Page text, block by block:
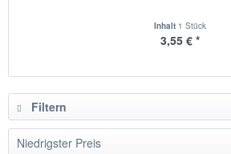
Inhalt 1 Stück
3,55 € *
Filtern